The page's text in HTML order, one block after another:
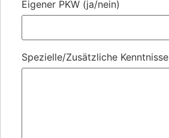
Eigener PKW (ja/nein)
Spezielle/Zusätzliche Kenntnisse